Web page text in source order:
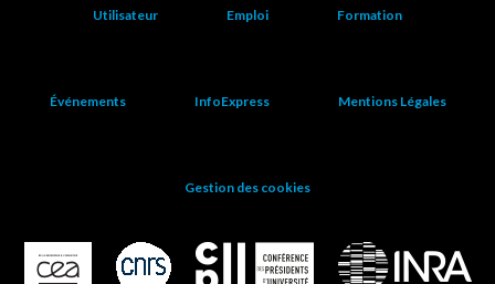
Utilisateur Emploi Formation
Événements InfoExpress Mentions Légales
Gestion des cookies